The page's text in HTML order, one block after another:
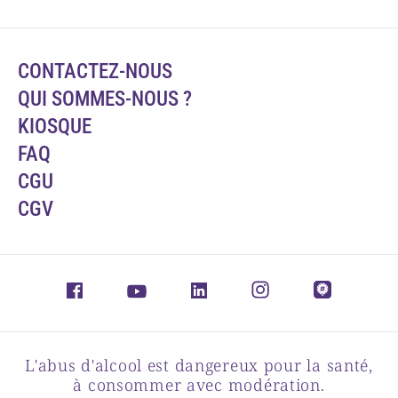
CONTACTEZ-NOUS
QUI SOMMES-NOUS ?
KIOSQUE
FAQ
CGU
CGV
L'abus d'alcool est dangereux pour la santé,
à consommer avec modération.